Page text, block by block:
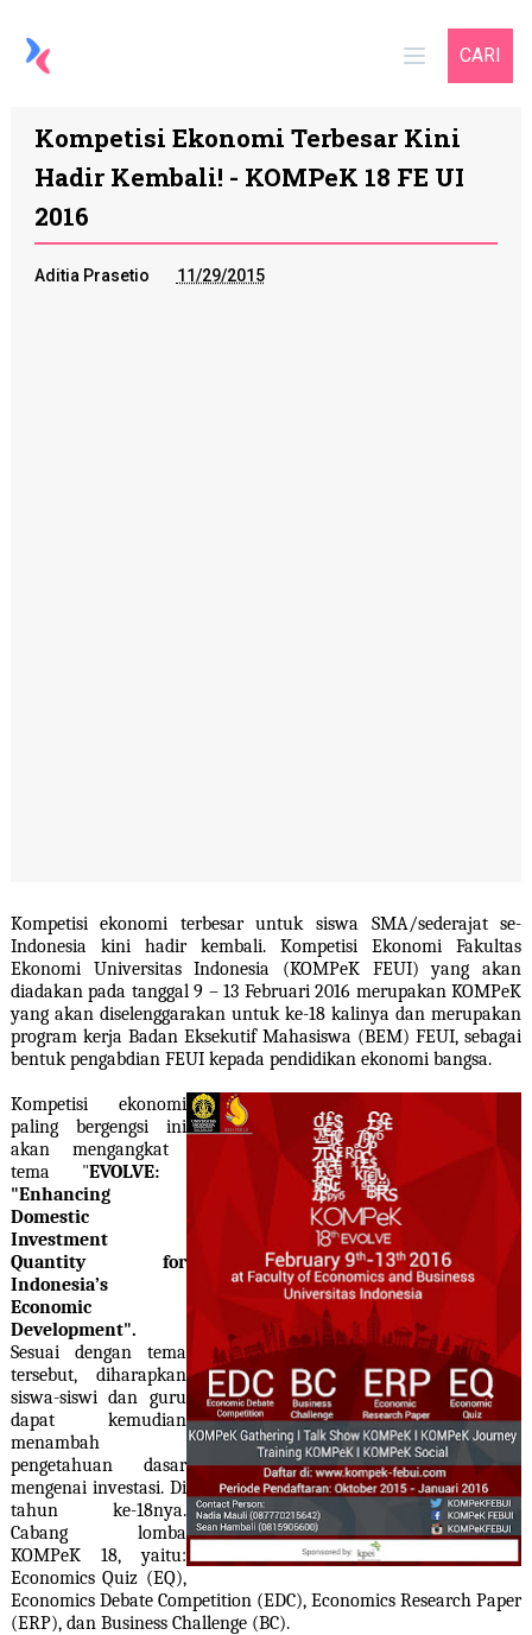
CARI
Kompetisi Ekonomi Terbesar Kini
Hadir Kembali! - KOMPeK 18 FE UI
2016
Aditia Prasetio 11/29/2015
Kompetisiekonomi terbesar untuk siswa SMA/sederajat se-
Indonesia kini hadir kembali. Kompetisi Ekonomi Fakultas
Ekonomi Universitas Indonesia (KOMPeK FEUI) yang akan
diadakan pada tanggal 9 – 13 Februari 2016 merupakan KOMPeK
yang akan diselenggarakan untuk ke-18 kalinya dan merupakan
program kerja Badan Eksekutif Mahasiswa (BEM) FEUI, sebagai
bentuk pengabdian FEUI kepada pendidikan ekonomi bangsa.
Kompetisiekonomi
paling bergengsi ini
akan mengangkat
tema "EVOLVE:
"Enhancing
Domestic
Investment
Quantity for
Indonesia’s
Economic
Development".
Sesuai dengan tema
tersebut, diharapkan
siswa-siswi dan guru
dapat kemudian
menambah
pengetahuan dasar
mengenai investasi.Di
tahun ke-18nya.
Cabang lomba
KOMPeK 18, yaitu:
Economics Quiz (EQ),
Economics Debate Competition (EDC), Economics Research Paper
(ERP), dan Business Challenge (BC).